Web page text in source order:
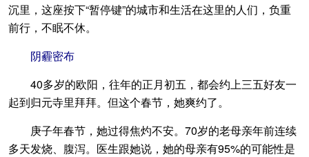
沉里，这座按下“暂停键”的城市和生活在这里的人们，负重
前行，不眠不休。
阴霾密布
40多岁的欧阳，往年的正月初五，都会约上三五好友一
起到归元寺里拜拜。但这个春节，她爽约了。
庚子年春节，她过得焦灼不安。70岁的老母亲年前连续
多天发烧、腹泻。医生跟她说，她的母亲有95%的可能性是